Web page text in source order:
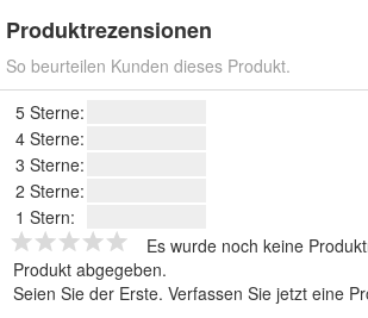
Produktrezensionen
So beurteilen Kunden dieses Produkt.
5 Sterne:
4 Sterne:
3 Sterne:
2 Sterne:
1 Stern:
Es wurde noch keine
Produkt abgegeben.
Seien Sie der Erste. Verfassen Sie jetzt eine